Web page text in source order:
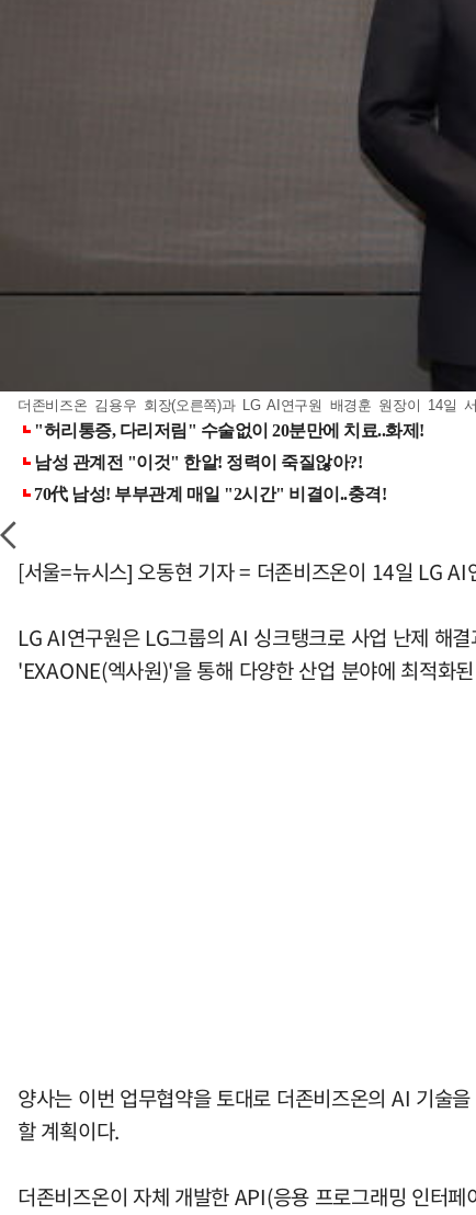
더존비즈온 김용우 회장(오른쪽)과 LG AI연구원 배경훈 원장이 14일
[서울=뉴시스] 오동현 기자 = 더존비즈온이 14일 LG
LG AI연구원은 LG그룹의 AI 싱크탱크로 사업 난제 해
'EXAONE(엑사원)'을 통해 다양한 산업 분야에 최적화
양사는 이번 업무협약을 토대로 더존비즈온의 AI 기술
할 계획이다.
더존비즈온이 자체 개발한 API(응용 프로그래밍 인터